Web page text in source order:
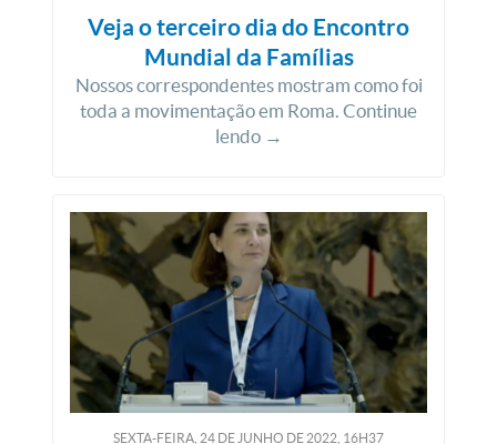
Veja o terceiro dia do Encontro
Mundial da Famílias
Nossos correspondentes mostram como foi
toda a movimentação em Roma. Continue
lendo →
SEXTA-FEIRA, 24 DE JUNHO DE 2022, 16H37